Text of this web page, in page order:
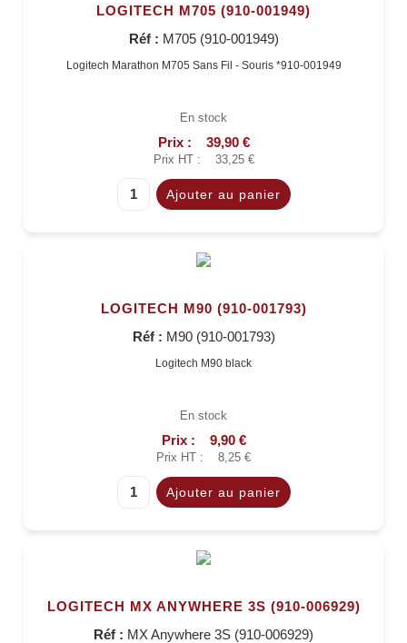
LOGITECH M705 (910-001949)
Réf : M705 (910-001949)
Logitech Marathon M705 Sans Fil - Souris *910-001949
En stock
Prix : 39,90 €
Prix HT : 33,25 €
LOGITECH M90 (910-001793)
Réf : M90 (910-001793)
Logitech M90 black
En stock
Prix : 9,90 €
Prix HT : 8,25 €
LOGITECH MX ANYWHERE 3S (910-006929)
Réf : MX Anywhere 3S (910-006929)